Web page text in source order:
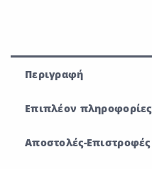
Περιγραφή
Επιπλέον πληροφορίες
Αποστολές-Επιστροφές